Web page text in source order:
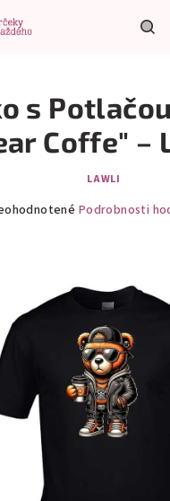
s
Coffe" –
LAWLI
Podrobnosti